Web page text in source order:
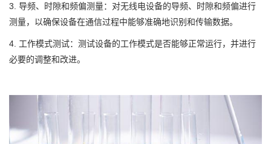
3. 导频、时隙和频偏测量：对无线电设备的导频、时隙和频偏进行
测量，以确保设备在通信过程中能够准确地识别和传输数据。
4. 工作模式测试：测试设备的工作模式是否能够正常运行，并进行
必要的调整和改进。